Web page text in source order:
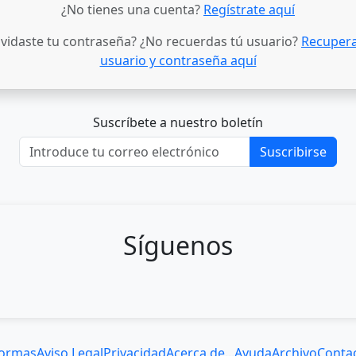
¿No tienes una cuenta? Regístrate aquí
tu contraseña? ¿No recuerdas tú usuario?
usuario y contraseña aquí
Suscríbete a nuestro boletín
Suscribirse
Síguenos